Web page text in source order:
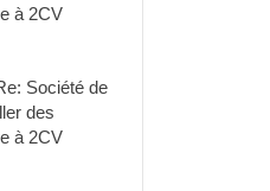
à 2CV
Société de
des
à 2CV